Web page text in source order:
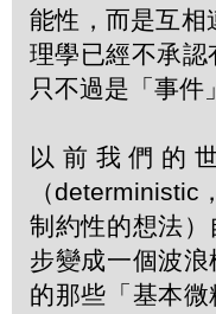
能性，而是互
理學已經不承
只不過是「事件
以前我們的
（deterministic
制約性的想法
步變成一個波
的那些「基本